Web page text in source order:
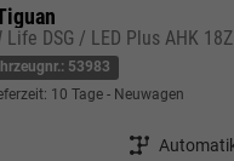
Life DSG / LED Plus AHK 18Z
53983
10 Tage Neuwagen
Getriebe